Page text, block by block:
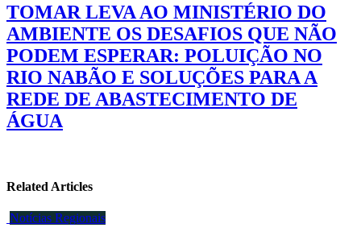
TOMAR LEVA AO MINISTÉRIO DO
AMBIENTE OS DESAFIOS QUE NÃO
PODEM ESPERAR: POLUIÇÃO NO
RIO NABÃO E SOLUÇÕES PARA A
REDE DE ABASTECIMENTO DE
ÁGUA
Related Articles
Notícias Regionais